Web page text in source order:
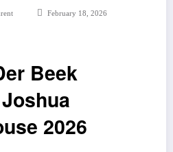
February 18, 2026
Beek
2026